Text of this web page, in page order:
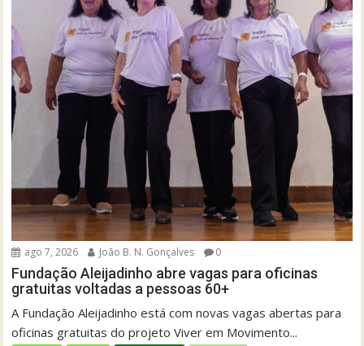
ago 7, 2026 João B. N. Gonçalves 0
Fundação Aleijadinho abre vagas para oficinas
gratuitas voltadas a pessoas 60+
A Fundação Aleijadinho está com novas vagas abertas para
oficinas gratuitas do projeto Viver em Movimento...